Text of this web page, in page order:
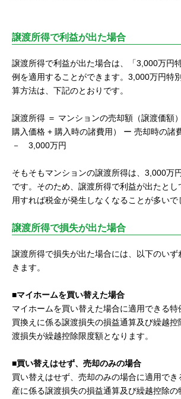
譲渡所得で利益が出た場合
譲渡所得で利益が出た場合は、「3,000万円
例を適用することができます。3,000万円特
算方法は、下記のとおりです。
譲渡所得 ＝ マンションの売却額（譲渡価額
購入価格 + 購入時の諸費用） ー 売却時の諸
－ 3,000万円
そもそもマンションの譲渡所得は、3,000万
です。そのため、譲渡所得で利益が出たとし
用すれば税金が発生しなくなることが多いで
譲渡所得で損失が出た場合
譲渡所得で損失が出た場合には、以下のい
きます。
■マイホームを買い替えた場合
マイホームを買い替えた場合に適用できる
買換えに係る譲渡損失の損益通算及び繰越
渡損失が繰越控除限度額となります。
■買い替えはせず、売却のみの場合
買い替えはせず、売却のみの場合に適用で
産に係る譲渡損失の損益通算及び繰越控除の